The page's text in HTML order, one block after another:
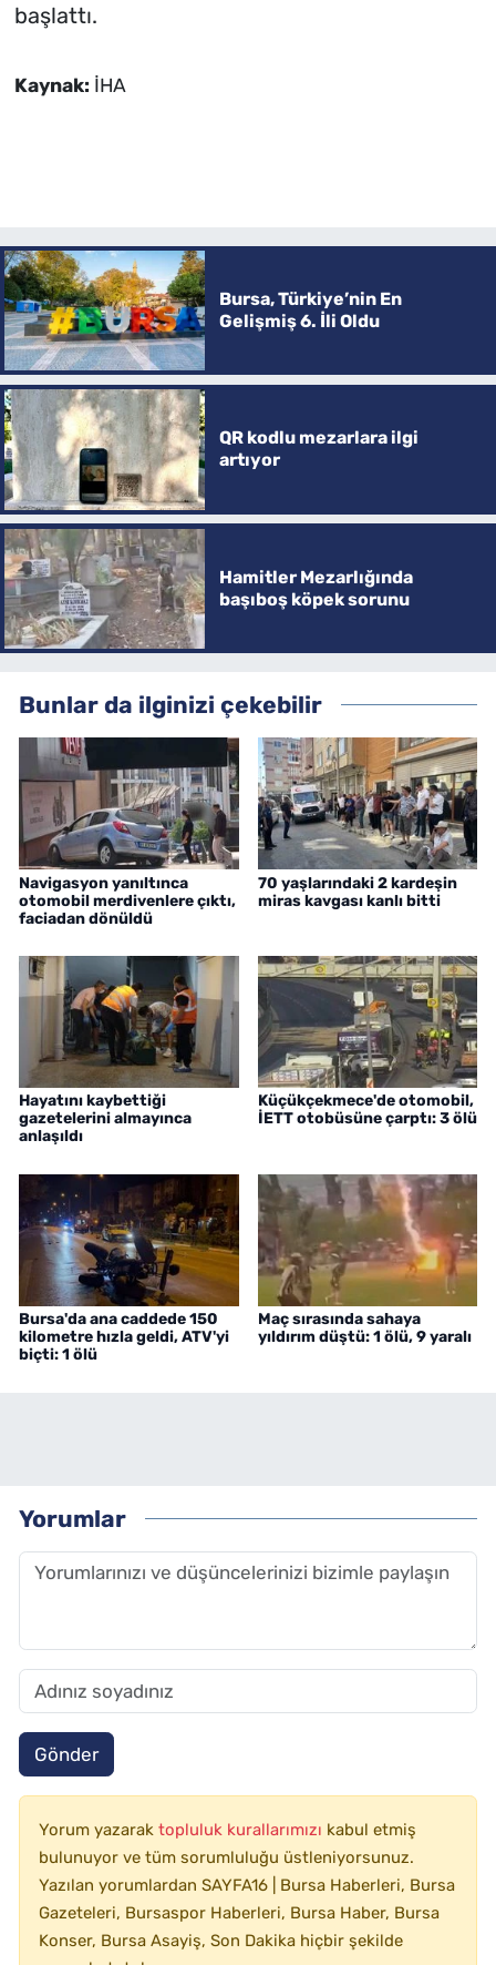
başlattı.
Kaynak: İHA
Bursa, Türkiye’nin En
Gelişmiş 6. İli Oldu
QR kodlu mezarlara ilgi
artıyor
Hamitler Mezarlığında
başıboş köpek sorunu
Bunlar da ilginizi çekebilir
Navigasyon yanıltınca
otomobil merdivenlere çıktı,
faciadan dönüldü
70 yaşlarındaki 2 kardeşin
miras kavgası kanlı bitti
Hayatını kaybettiği
gazetelerini almayınca
anlaşıldı
Küçükçekmece'de otomobil,
İETT otobüsüne çarptı: 3 ölü
Bursa'da ana caddede 150
kilometre hızla geldi, ATV'yi
biçti: 1 ölü
Maç sırasında sahaya
yıldırım düştü: 1 ölü, 9 yaralı
Yorumlar
Gönder
Yorum yazarak topluluk kurallarımızı kabul etmiş
bulunuyor ve tüm sorumluluğu üstleniyorsunuz.
Yazılan yorumlardan SAYFA16 | Bursa Haberleri, Bursa
Gazeteleri, Bursaspor Haberleri, Bursa Haber, Bursa
Konser, Bursa Asayiş, Son Dakika hiçbir şekilde